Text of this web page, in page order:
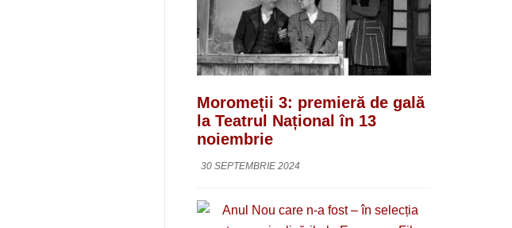
Moromeții 3: premieră de gală
la Teatrul Național în 13
noiembrie
30 SEPTEMBRIE 2024